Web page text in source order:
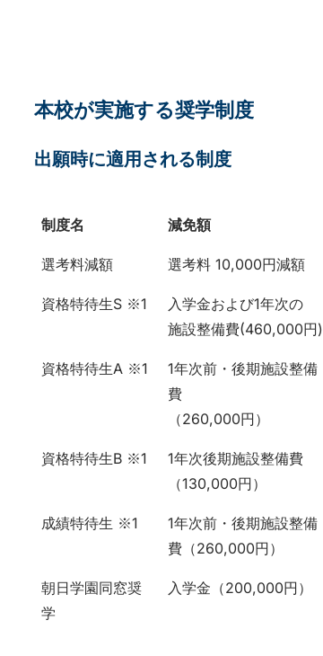
本校が実施する奨学制度
出願時に適用される制度
制度名 減免額
制度名
減免額
選考料減額 選考料 10,000円減額
資格特待生S ※1
入学金および1年次の
施設整備費(460,000円)
資格特待生A ※1
1年次前・後期施設整備
費
（260,000円）
資格特待生B ※1
1年次後期施設整備費
（130,000円）
成績特待生 ※1
1年次前・後期施設整備
費（260,000円）
朝日学園同窓奨
学
入学金（200,000円）